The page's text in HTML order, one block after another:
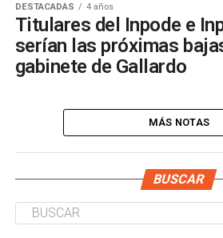
DESTACADAS 4 años
Titulares del Inpode e
serían las próximas
gabinete de Gallardo
MÁS NOTAS
BUSCAR